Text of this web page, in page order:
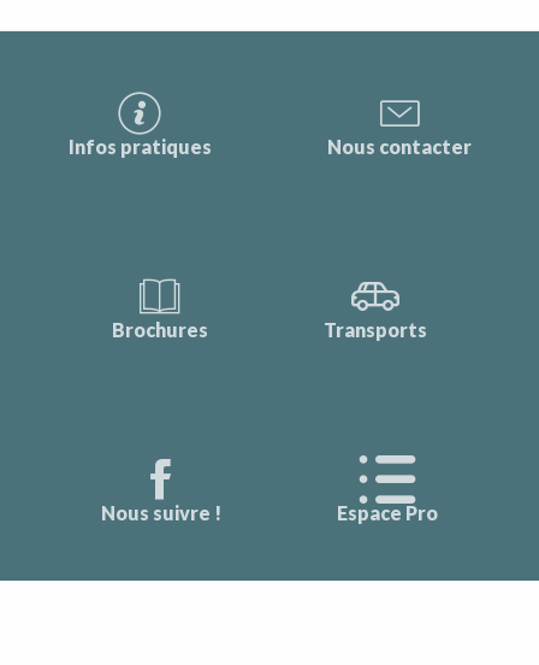
Infos pratiques Nous contacter
Brochures Transports
Nous suivre ! Espace Pro